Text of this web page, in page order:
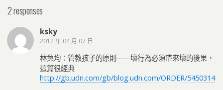
2 responses
ksky
2012 年 04 月 07 日
林奐均：管教孩子的原則――壞行為必須帶來壞的後果，
這篇很經典
http://gb.udn.com/gb/blog.udn.com/ORDER/5450314